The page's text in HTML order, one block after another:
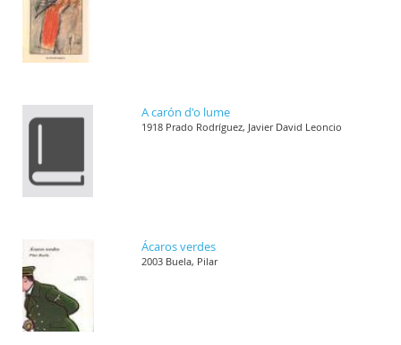
A carón d'o lume
1918 Prado Rodríguez, Javier David Leoncio
Ácaros verdes
2003 Buela, Pilar